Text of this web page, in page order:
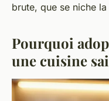
brute, que se niche
Pourquoi
une cuisine